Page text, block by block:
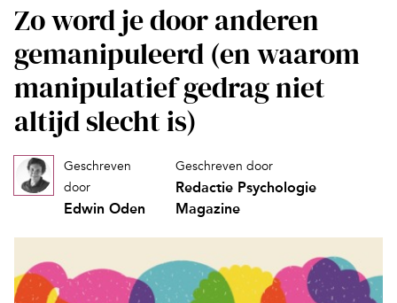
Zo word je door anderen
gemanipuleerd (en waarom
manipulatief gedrag niet
altijd slecht is)
Geschreven
door
Edwin Oden
Geschreven door
Redactie Psychologie
Magazine